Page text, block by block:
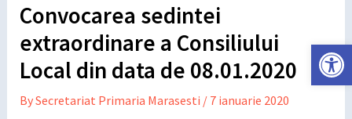
Convocarea sedintei
extraordinare a Consiliului
Local din data de 08.01.2020
BySecretariat Primaria Marasesti / 7 ianuarie 2020
Deschide